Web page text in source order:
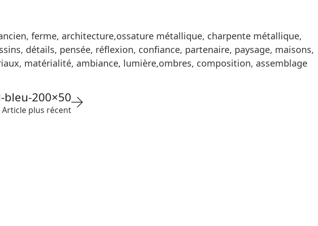
ferme, architecture,ossature métallique, charpente métallique,
détails, pensée, réflexion, confiance, partenaire, paysage, maisons,
matérialité, ambiance, lumière,ombres, composition, assemblage
bleu-200×50
Article plus récent